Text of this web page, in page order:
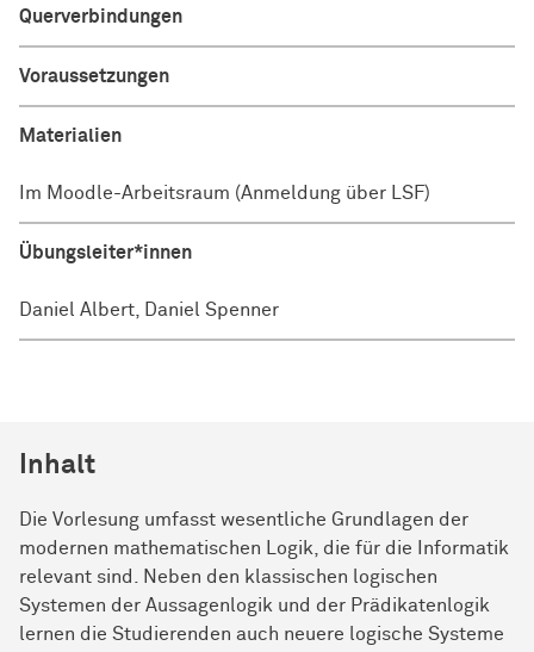
Querverbindungen
Voraussetzungen
Materialien
Im Moodle-Arbeitsraum (Anmeldung über LSF)
Übungsleiter*innen
Daniel Albert, Daniel Spenner
Inhalt
Die Vorlesung umfasst wesentliche Grundlagen der
modernen mathematischen Logik, die für die Informatik
relevant sind. Neben den klassischen logischen
Systemen der Aussagenlogik und der Prädikatenlogik
lernen die Studierenden auch neuere logische Systeme